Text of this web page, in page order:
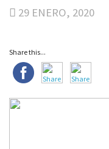
29 ENERO, 2020
Share this...